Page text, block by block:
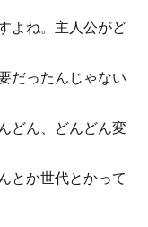
よね。主人公がど
だったんじゃない
どん、どんどん変
とか世代とかって